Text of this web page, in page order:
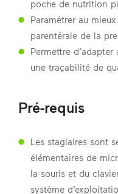
poche de nutrition
Paramétrer au
parentérale de la
Permettre
une traçabilité de
Pré-requis
Les stagiaires sont
élémentaires de
la souris et du
système